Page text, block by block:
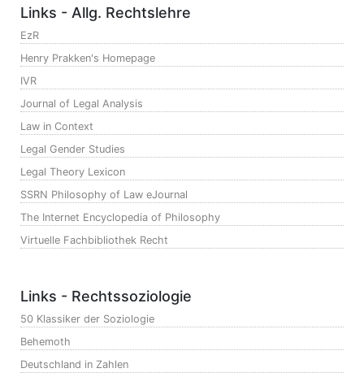
Links - Allg. Rechtslehre
EzR
Henry Prakken's Homepage
IVR
Journal of Legal Analysis
Law in Context
Legal Gender Studies
Legal Theory Lexicon
SSRN Philosophy of Law eJournal
The Internet Encyclopedia of Philosophy
Virtuelle Fachbibliothek Recht
Links - Rechtssoziologie
50 Klassiker der Soziologie
Behemoth
Deutschland in Zahlen